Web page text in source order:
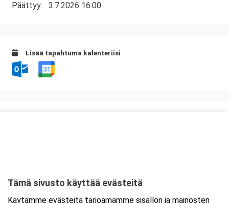
Päättyy: 3.7.2026 16:00
Lisää tapahtuma kalenteriisi
Tarkempi kartta ja ajo-ohjeet
Tämä sivusto käyttää evästeitä
Käytämme evästeitä tarjoamamme sisällön ja mainosten